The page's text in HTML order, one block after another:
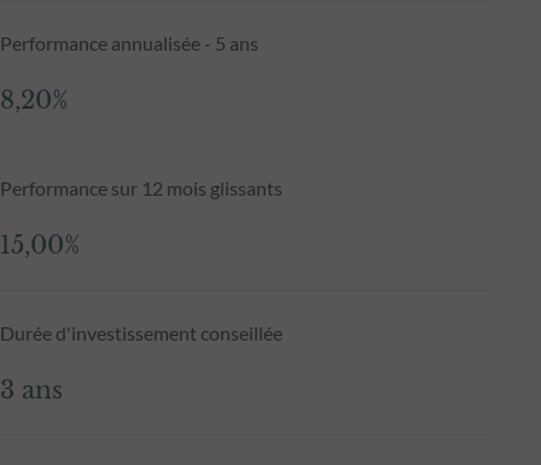
Performance annualisée - 5 ans
8,20%
Performance sur 12 mois glissants
15,00%
Durée d'investissement conseillée
3 ans